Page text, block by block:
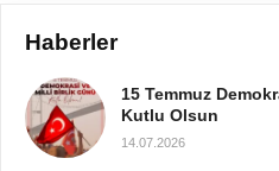
Haberler
15 Temmuz
Kutlu Olsun
14.07.2026